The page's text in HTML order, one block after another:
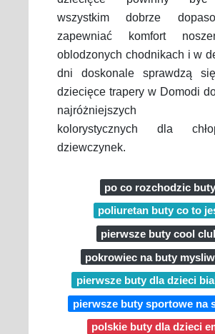
wszystkim dobrze
zapewniać komfort
oblodzonych chodnikach i w
dni doskonale sprawdzą
dziecięce trapery w Domodi
najróżniejszych
kolorystycznych dla
dziewczynek.
po co rozchodzic buty
poliuretan buty co to
pierwsze buty cool
pokrowiec na buty
pierwsze buty dla dzieci
pierwsze buty sportowe na
polskie buty dla dzieci